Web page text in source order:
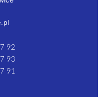
92
93
91